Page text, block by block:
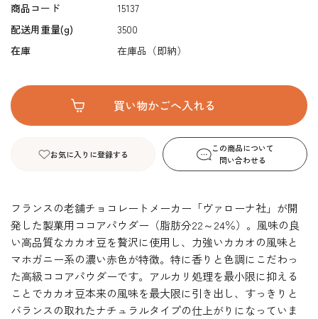
商品コード
15137
配送用重量(g)
3500
在庫
在庫品（即納）
お気に入りに登録する
この商品について
問い合わせる
フランスの老舗チョコレートメーカー「ヴァローナ社」が開
発した製菓用ココアパウダー（脂肪分22～24％）。風味の良
い高品質なカカオ豆を贅沢に使用し、力強いカカオの風味と
マホガニー系の濃い赤色が特徴。特に香りと色調にこだわっ
た高級ココアパウダーです。アルカリ処理を最小限に抑える
ことでカカオ豆本来の風味を最大限に引き出し、すっきりと
バランスの取れたナチュラルタイプの仕上がりになっていま